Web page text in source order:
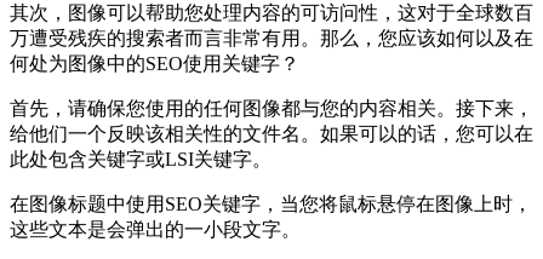
其次，图像可以帮助您处理内容的可访问性，这对于全球数百
万遭受残疾的搜索者而言非常有用。 那么，您应该如何以及在
何处为图像中的SEO使用关键字？
首先，请确保您使用的任何图像都与您的内容相关。 接下来，
给他们一个反映该相关性的文件名。如果可以的话，您可以在
此处包含关键字或LSI关键字。
在图像标题中使用SEO关键字，当您将鼠标悬停在图像上时，
这些文本是会弹出的一小段文字。